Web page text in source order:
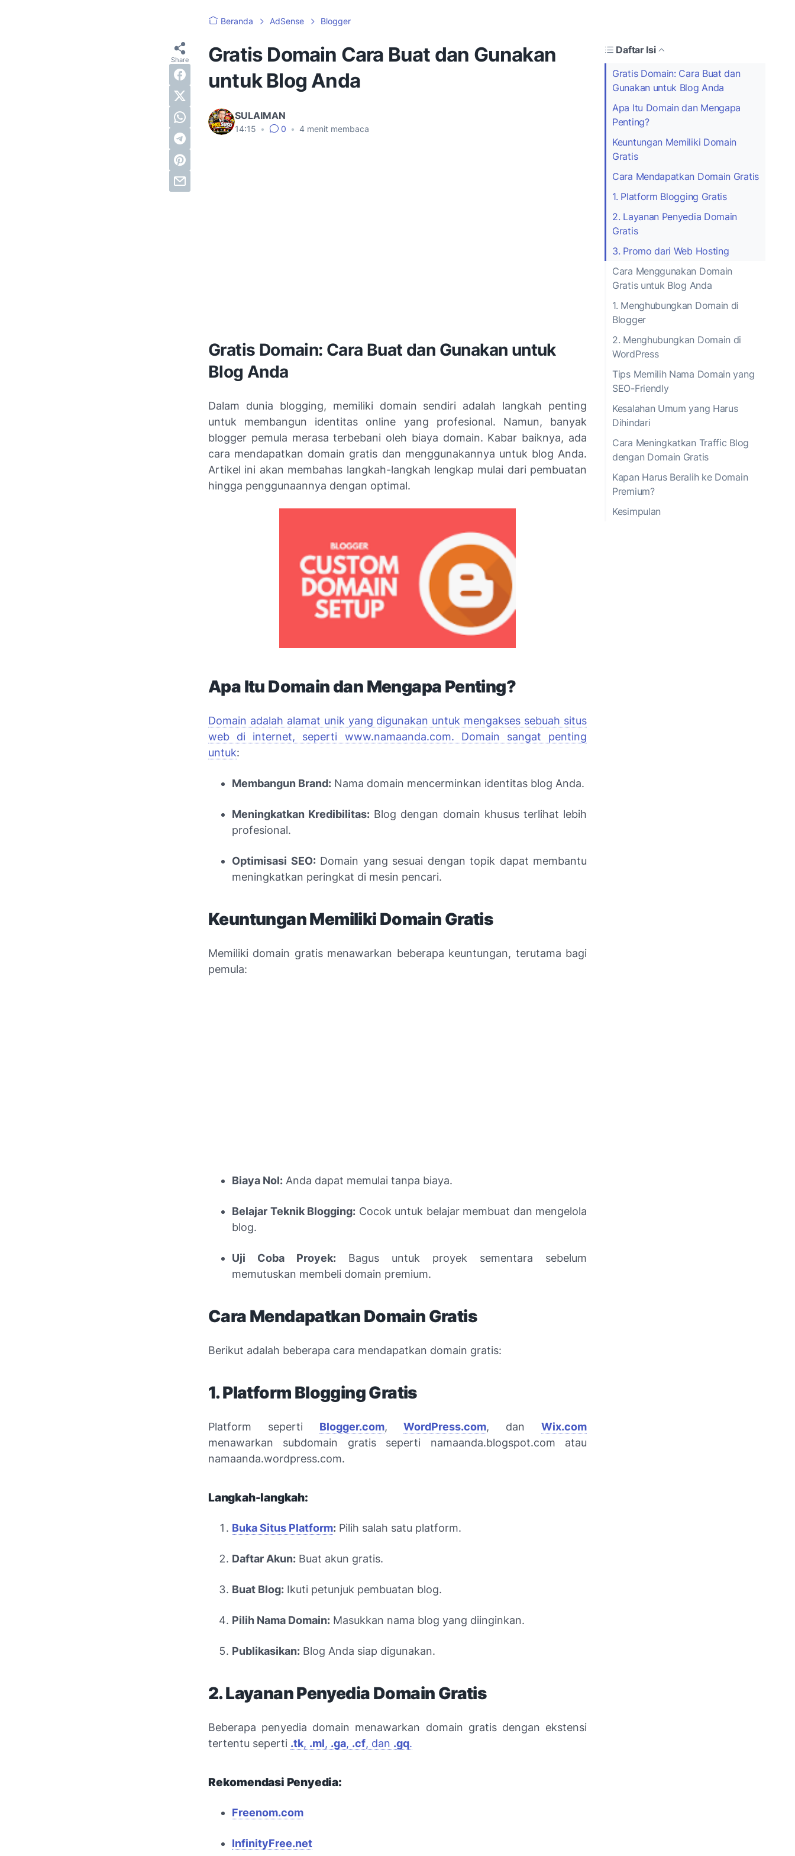
Beranda AdSense Blogger
Gratis Domain Cara Buat dan Gunakan
untuk Blog Anda
SULAIMAN
14:15 • 0 • 4 menit membaca
Daftar Isi
Gratis Domain: Cara Buat dan
Gunakan untuk Blog Anda
Apa Itu Domain dan Mengapa
Penting?
Keuntungan Memiliki Domain
Gratis
Cara Mendapatkan Domain Gratis
1. Platform Blogging Gratis
2. Layanan Penyedia Domain
Gratis
3. Promo dari Web Hosting
Cara Menggunakan Domain
Gratis untuk Blog Anda
1. Menghubungkan Domain di
Blogger
2. Menghubungkan Domain di
WordPress
Tips Memilih Nama Domain yang
SEO-Friendly
Kesalahan Umum yang Harus
Dihindari
Cara Meningkatkan Traffic Blog
dengan Domain Gratis
Kapan Harus Beralih ke Domain
Premium?
Kesimpulan
Gratis Domain: Cara Buat dan Gunakan untuk
Blog Anda
Dalam dunia blogging, memiliki domain sendiri adalah langkah penting
untuk membangun identitas online yang profesional. Namun, banyak
blogger pemula merasa terbebani oleh biaya domain. Kabar baiknya, ada
cara mendapatkan domain gratis dan menggunakannya untuk blog Anda.
Artikel ini akan membahas langkah-langkah lengkap mulai dari pembuatan
hingga penggunaannya dengan optimal.
Apa Itu Domain dan Mengapa Penting?
Domain adalah alamat unik yang digunakan untuk mengakses sebuah situs
web di internet, seperti www.namaanda.com. Domain sangat penting
untuk:
Membangun Brand: Nama domain mencerminkan identitas blog Anda.
Meningkatkan Kredibilitas: Blog dengan domain khusus terlihat lebih
profesional.
Optimisasi SEO:Domain yang sesuai dengan topik dapat membantu
meningkatkan peringkat di mesin pencari.
Keuntungan Memiliki Domain Gratis
Memiliki domain gratis menawarkan beberapa keuntungan, terutama bagi
pemula:
Biaya Nol: Anda dapat memulai tanpa biaya.
Belajar Teknik Blogging: Cocok untuk belajar membuat dan mengelola
blog.
Uji Coba Proyek: Bagus untuk proyek sementara sebelum
memutuskan membeli domain premium.
Cara Mendapatkan Domain Gratis
Berikut adalah beberapa cara mendapatkan domain gratis:
1. Platform Blogging Gratis
Platform seperti Blogger.com,WordPress.com, danWix.com
menawarkan subdomain gratis seperti namaanda.blogspot.com atau
namaanda.wordpress.com.
Langkah-langkah:
Buka Situs Platform: Pilih salah satu platform.
Daftar Akun: Buat akun gratis.
Buat Blog: Ikuti petunjuk pembuatan blog.
Pilih Nama Domain: Masukkan nama blog yang diinginkan.
Publikasikan: Blog Anda siap digunakan.
2. Layanan Penyedia Domain Gratis
Beberapa penyedia domain menawarkan domain gratis dengan ekstensi
tertentu seperti .tk, .ml, .ga, .cf, dan .gq.
Rekomendasi Penyedia:
Freenom.com
InfinityFree.net